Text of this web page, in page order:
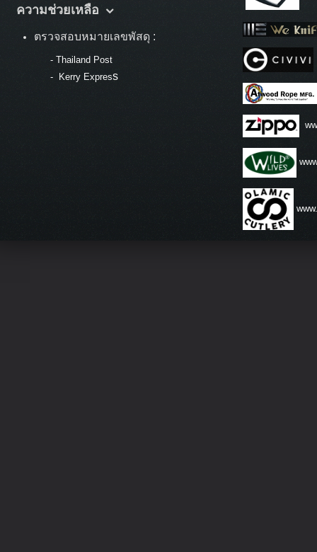
ความช่วยเหลือ
ตรวจสอบหมายเลขพัสดุ :
- Thailand Post
- Kerry Express